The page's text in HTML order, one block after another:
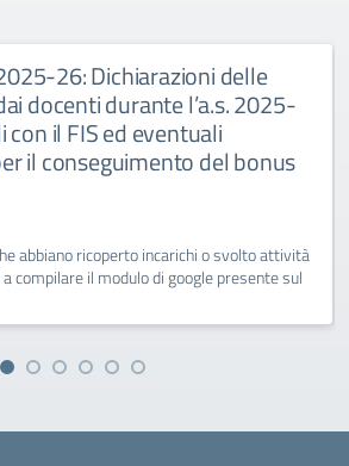
26: Dichiarazioni delle
docenti durante l’a.s. 2025-
con il FIS ed eventuali
il conseguimento del bonus
abbiano ricoperto incarichi o svolto attività
compilare il modulo di google presente sul